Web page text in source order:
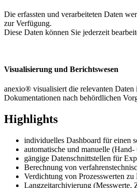
Die erfassten und verarbeiteten Daten
zur Verfügung.
Diese Daten können Sie jederzeit
Visualisierung und Berichtswesen
anexio® visualisiert die relevanten
Dokumentationen nach behördlichen
Highlights
individuelles Dashboard für einen
automatische und manuelle
gängige Datenschnittstellen für
Berechnung von
Verdichtung von Prozesswerten
Langzeitarchivierung (Messwerte,